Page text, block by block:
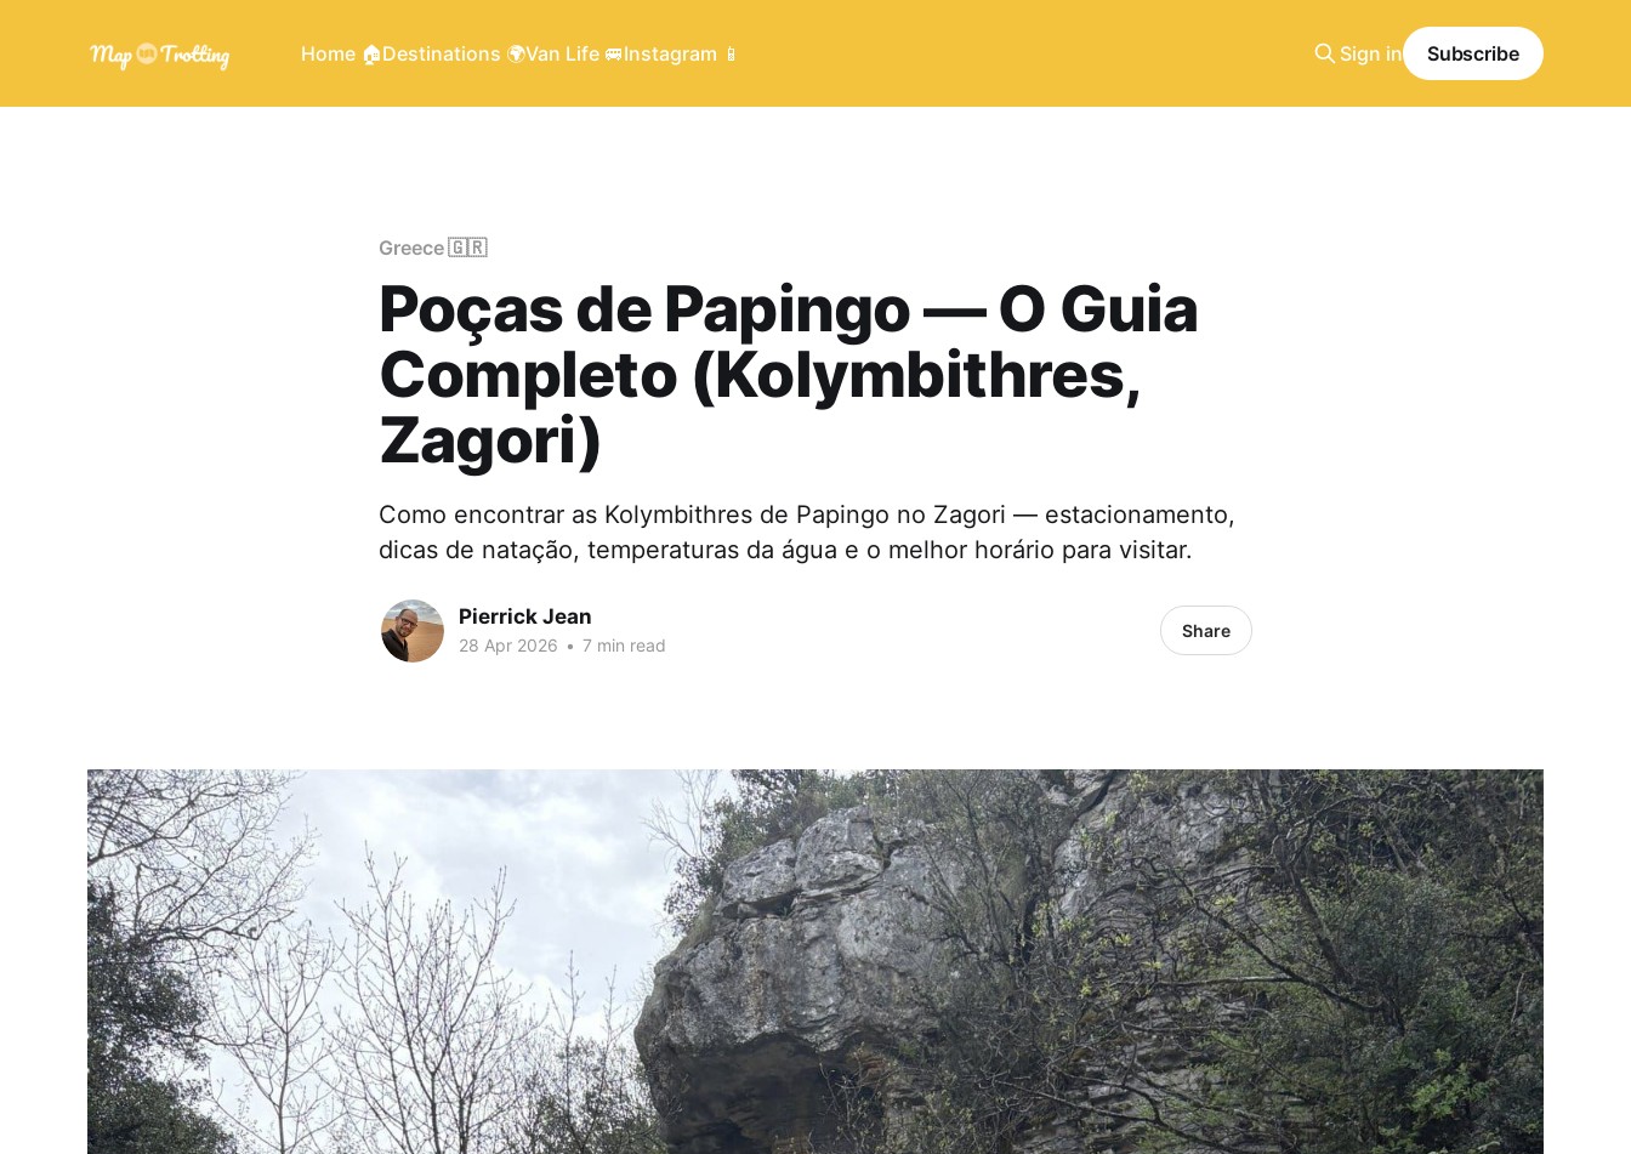
Home 🏠Destinations 🌍Van Life 🚐Instagram 📱 Sign in Subscribe
Greece 🇬🇷
Poças de Papingo — O Guia
Completo (Kolymbithres,
Zagori)
Como encontrar as Kolymbithres de Papingo no Zagori — estacionamento,
dicas de natação, temperaturas da água e o melhor horário para visitar.
Pierrick Jean
28 Apr 2026 • 7 min read
Share